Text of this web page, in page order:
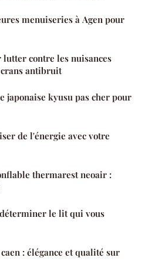
menuiseries à Agen pour
lutter contre les nuisances
antibruit
japonaise kyusu pas cher pour
de l'énergie avec votre
thermarest neoair :
le lit qui vous
: élégance et qualité sur